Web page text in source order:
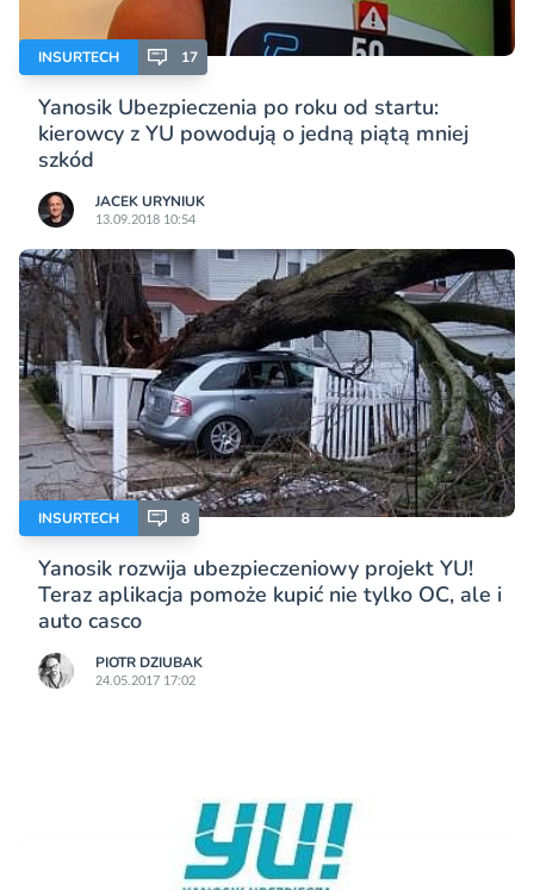
INSURTECH 17
Yanosik Ubezpieczenia po roku od startu:
kierowcy z YU powodują o jedną piątą mniej
szkód
JACEK URYNIUK
13.09.2018 10:54
INSURTECH 8
Yanosik rozwija ubezpieczeniowy projekt YU!
Teraz aplikacja pomoże kupić nie tylko OC, ale i
auto casco
PIOTR DZIUBAK
24.05.2017 17:02